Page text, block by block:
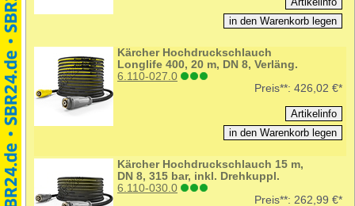
Kärcher Hochdruckschlauch
Longlife 400, 20 m, DN 8, Verläng.
6.110-027.0
Preis**: 426,02 €*
Kärcher Hochdruckschlauch 15 m,
DN 8, 315 bar, inkl. Drehkuppl.
6.110-030.0
Preis**: 262,99 €*